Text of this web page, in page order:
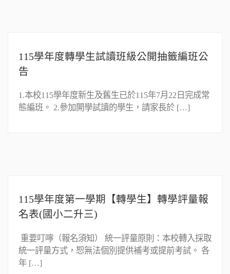
115學年度轉學生試讀班級公開抽籤編班公
告
1.本校115學年度新生及舊生已於115年7月22日完成常
態編班。 2.參加開學試讀的學生，請家長於 […]
115學年度第一學期【轉學生】轉學評量報
名表(國小二升三)
重要叮嚀（報名須知） 統一評量原則：本校轉入採取
統一評量方式，恕無法個別提供補考或提前考試。 各
年 […]